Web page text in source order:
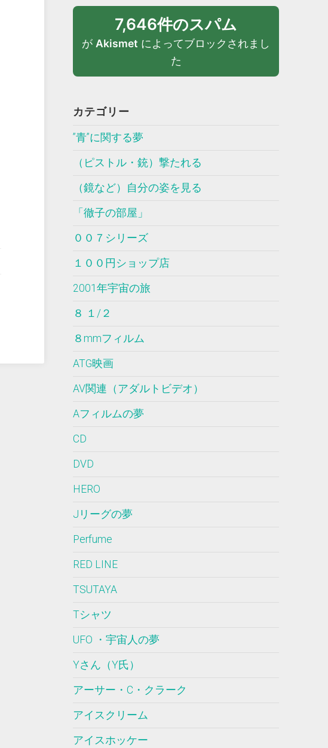
7,646件のスパム
が Akismet によってブロックされまし
た
カテゴリー
”青”に関する夢
（ピストル・銃）撃たれる
（鏡など）自分の姿を見る
「徹子の部屋」
００７シリーズ
１００円ショップ店
2001年宇宙の旅
８ １/２
８mmフィルム
ATG映画
AV関連（アダルトビデオ）
Aフィルムの夢
CD
DVD
HERO
Jリーグの夢
Perfume
RED LINE
TSUTAYA
Tシャツ
UFO ・宇宙人の夢
Yさん（Y氏）
アーサー・C・クラーク
アイスクリーム
アイスホッケー